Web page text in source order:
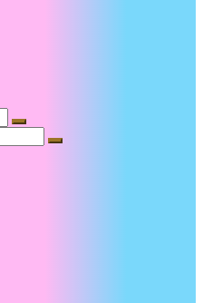
Suche
Suche